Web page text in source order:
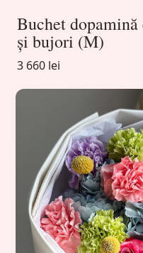
Buchet
și bujori (M)
3 660 lei